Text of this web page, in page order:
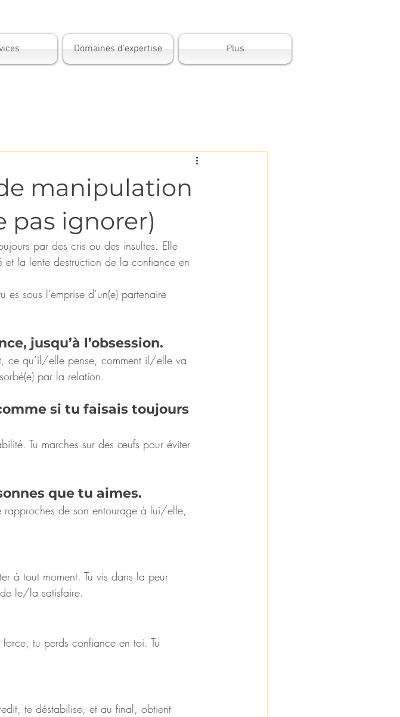
Domaines d'expertise Plus
manipulation
pas ignorer)
par des cris ou des insultes. Elle
la lente destruction de la confiance en
sous l’emprise d’un(e) partenaire
jusqu’à l’obsession.
ce qu’il/elle pense, comment il/elle va
par la relation.
si tu faisais toujours
Tu marches sur des œufs pour éviter
que tu aimes.
rapproches de son entourage à lui/elle,
à tout moment. Tu vis dans la peur
le/la satisfaire.
tu perds confiance en toi. Tu
te déstabilise, et au final, obtient